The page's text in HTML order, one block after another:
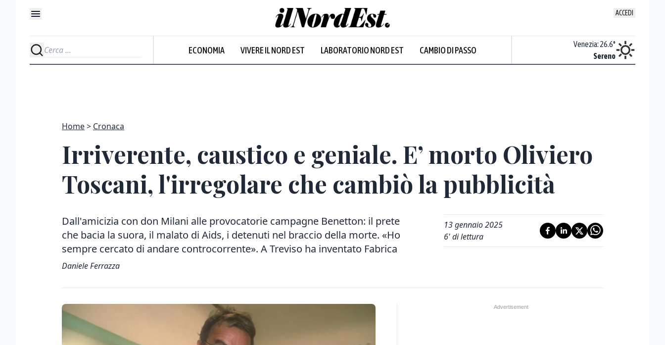
ACCEDI
ECONOMIA VIVERE IL NORD EST LABORATORIO NORD EST CAMBIO DI PASSO
Sereno
Venezia: 26.6°
Sereno
Home Cronaca
Irriverente, caustico e geniale. E’ morto Oliviero
Toscani, l'irregolare che cambiò la pubblicità
Dall'amicizia con don Milani alle provocatorie campagne Benetton: il prete
che bacia la suora, il malato di Aids, i detenuti nel braccio della morte. «Ho
sempre cercato di andare controcorrente». A Treviso ha inventato Fabrica
Daniele Ferrazza
13 gennaio 2025
6' di lettura